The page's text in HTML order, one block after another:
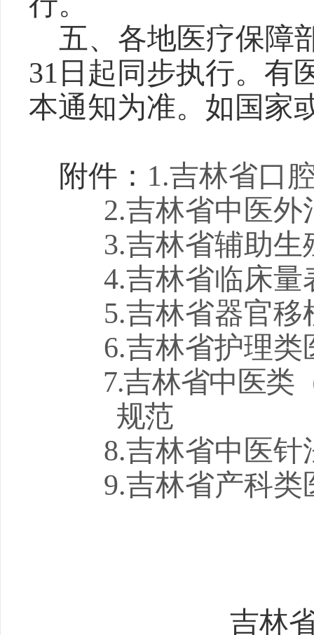
五、各地医疗保障
31 日起同步执行。有
本通知为准。如国家
附件： 1.吉林省口
2.吉林省中医外
3.吉林省辅助生
4.吉林省临床量
5.吉林省器官移
6.吉林省护理类
7.吉林省中医类
规范
8.吉林省中医针
9.吉林省产科类
吉林